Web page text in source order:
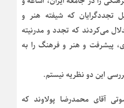
تجددگرایان که شیفته هنر و
می‌کردند که تجدد و مدرنیته
پیشرفت و هنر و فرهنگ را به
این دو نظریه نیستم.
آقای محمدرضا پولاوند که